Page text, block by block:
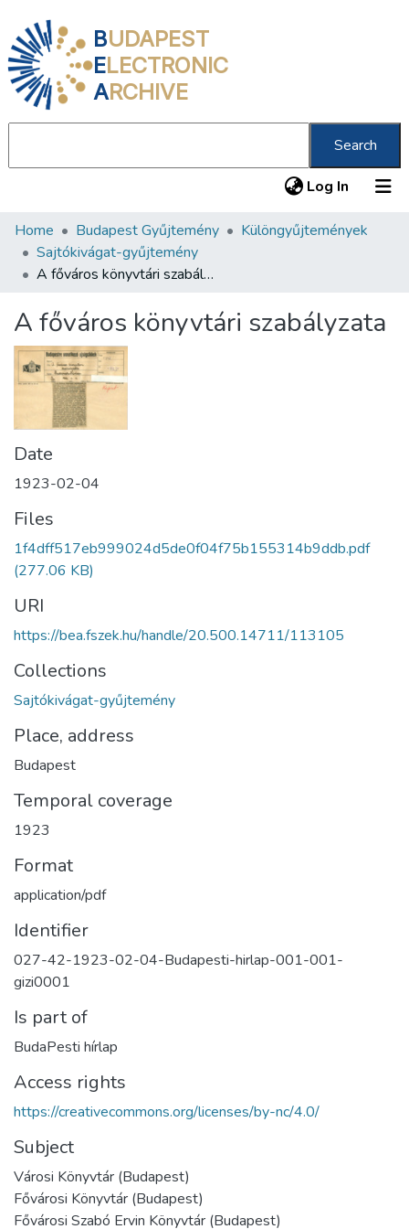
BUDAPEST
ELECTRONIC
ARCHIVE
Search
Log In (current)
Communities & Collections
All of DSpace
About us
Home Budapest Gyűjtemény
Különgyűjtemények
Sajtókivágat-gyűjtemény
A főváros könyvtári szabályzata
A főváros könyvtári szabályzata
Date
1923-02-04
Files
1f4dff517eb999024d5de0f04f75b155314b9ddb.pdf
(277.06 KB)
URI
https://bea.fszek.hu/handle/20.500.14711/113105
Collections
Sajtókivágat-gyűjtemény
Place, address
Budapest
Temporal coverage
1923
Format
application/pdf
Identifier
027-42-1923-02-04-Budapesti-hirlap-001-001-
gizi0001
Is part of
BudaPesti hírlap
Access rights
https://creativecommons.org/licenses/by-nc/4.0/
Subject
Városi Könyvtár (Budapest)
Fővárosi Könyvtár (Budapest)
Fővárosi Szabó Ervin Könyvtár (Budapest)